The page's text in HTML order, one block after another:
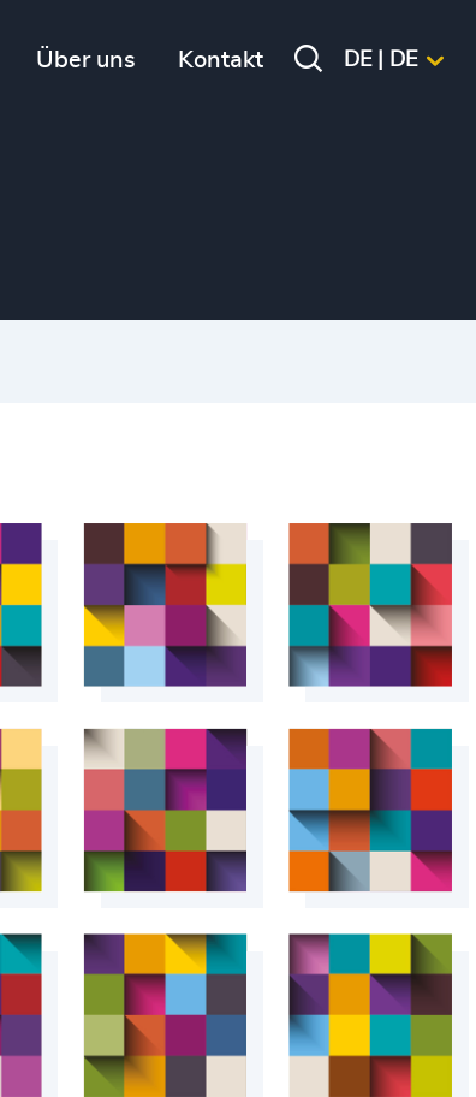
Über uns Kontakt DE | DE